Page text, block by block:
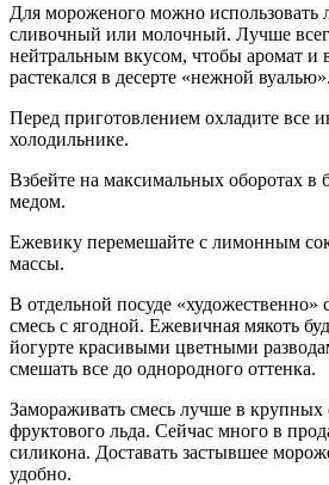
Для мороженого можно использовать
сливочный или молочный. Лучше
нейтральным вкусом, чтобы аромат и
растекался в десерте «нежной вуалью».
Перед приготовлением охладите все
холодильнике.
Взбейте на максимальных оборотах в
медом.
Ежевику перемешайте с лимонным
массы.
В отдельной посуде
смесь с ягодной. Ежевичная мякоть
йогурте красивыми цветными
смешать все до однородного оттенка.
Замораживать смесь лучше в крупных
фруктового льда. Сейчас много в
силикона. Доставать застывшее
удобно.